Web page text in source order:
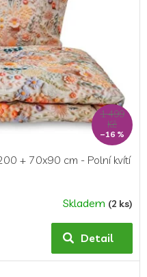
1 499
Kč
–16 %
+ 70x90 cm - Polní kvítí
Skladem (2 ks)
Detail